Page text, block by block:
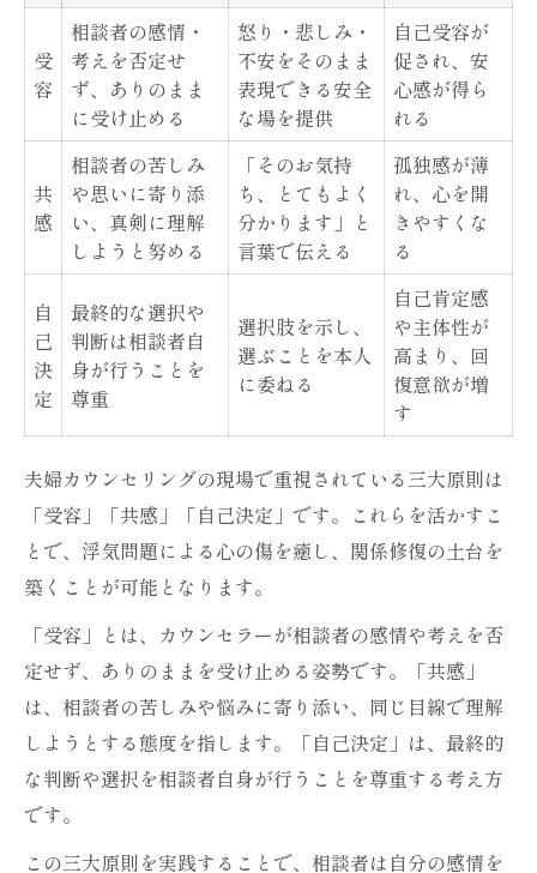
受
容
相談者の感情・
考えを否定せ
ず、ありのまま
に受け止める
怒り・悲しみ・
不安をそのまま
表現できる安全
な場を提供
自己受容が
促され、安
心感が得ら
れる
共
感
相談者の苦しみ
や思いに寄り添
い、真剣に理解
しようと努める
「そのお気持
ち、とてもよく
分かります」と
言葉で伝える
孤独感が薄
れ、心を開
きやすくな
る
自
己
決
定
最終的な選択や
判断は相談者自
身が行うことを
尊重
選択肢を示し、
選ぶことを本人
に委ねる
自己肯定感
や主体性が
高まり、回
復意欲が増
す
夫婦カウンセリングの現場で重視されている三大原則は
「受容」「共感」「自己決定」です。これらを活かすこ
とで、浮気問題による心の傷を癒し、関係修復の土台を
築くことが可能となります。
「受容」とは、カウンセラーが相談者の感情や考えを否
定せず、ありのままを受け止める姿勢です。「共感」
は、相談者の苦しみや悩みに寄り添い、同じ目線で理解
しようとする態度を指します。「自己決定」は、最終的
な判断や選択を相談者自身が行うことを尊重する考え方
です。
この三大原則を実践することで、相談者は自分の感情を